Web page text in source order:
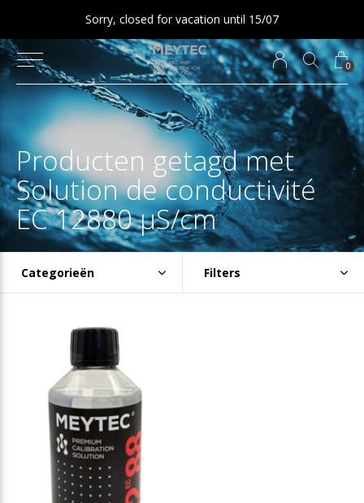
0
Sorry, closed for vacation until 15/07
Producten getagd met
Solution de conductivité
EC 12880 µS/cm
Categorieën Filters